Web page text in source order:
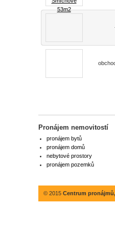
Pronájem nemovitostí
pronájem bytů
pronájem domů
nebytové prostory
pronájem pozemků
© 2015 Centrum